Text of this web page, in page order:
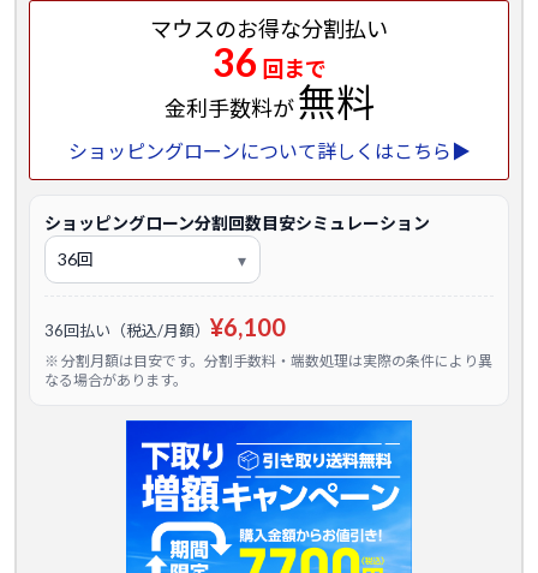
マウスのお得な分割払い
36 回まで
金利手数料が無料
ショッピングローンについて詳しくはこちら▶
ショッピングローン分割回数目安シミュレーション
36回払い（税込/月額） ¥6,100
※ 分割月額は目安です。分割手数料・端数処理は実際の条件により異
なる場合があります。